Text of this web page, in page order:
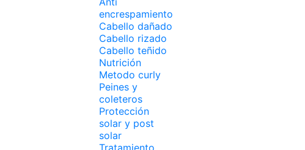
encrespamiento
Cabello dañado
Cabello rizado
Cabello teñido
Nutrición
Metodo curly
Peines y
coleteros
Protección
solar y post
solar
Tratamiento